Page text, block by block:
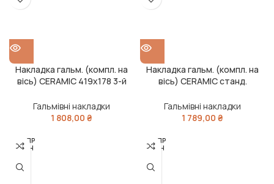
Накладка гальм. (компл. на
вісь) CERAMIC 419х178 3-й
(RIDER)
Гальмівні накладки
1 808,00 ₴
Накладка гальм. (компл. на
вісь) CERAMIC станд.
Гальмівні накладки
1 789,00 ₴
РОЗПР
ОДАН
РОЗПР
ОДАН